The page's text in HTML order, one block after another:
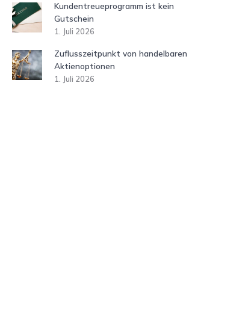
Kundentreueprogramm ist kein
Gutschein
1. Juli 2026
Zuflusszeitpunkt von handelbaren
Aktienoptionen
1. Juli 2026